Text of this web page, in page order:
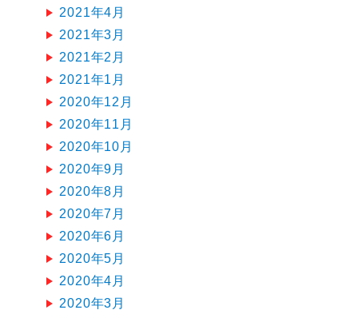
2021年4月
2021年3月
2021年2月
2021年1月
2020年12月
2020年11月
2020年10月
2020年9月
2020年8月
2020年7月
2020年6月
2020年5月
2020年4月
2020年3月